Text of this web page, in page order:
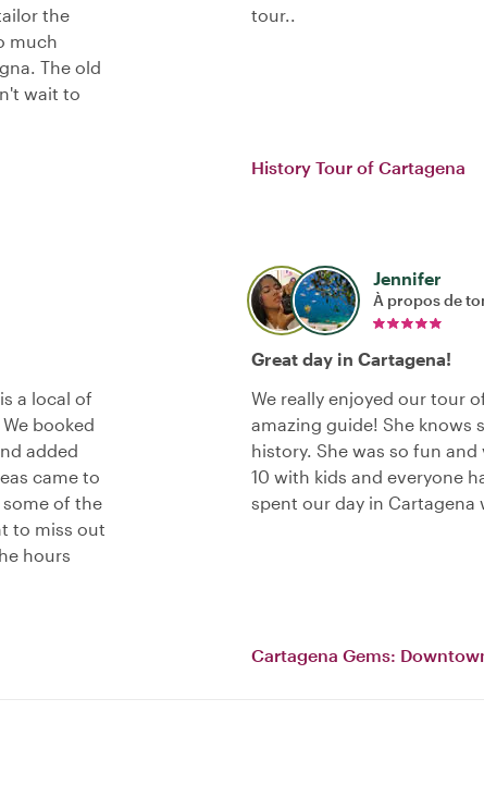
the
much
The old
wait to
tour..
History Tour of Cartagena
a local of
booked
added
came to
some of the
to miss out
hours
Jennifer
À propos de
Great day in Cartagena!
We really enjoyed our tour
amazing guide! She knows
history. She was so fun
10 with kids and everyone
spent our day in Cartagena
Cartagena Gems: